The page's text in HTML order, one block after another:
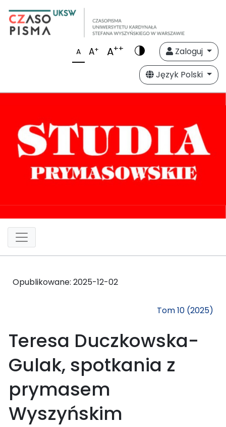
A A+ A++
Zaloguj
Język Polski
Opublikowane: 2025-12-02
Tom 10 (2025)
Teresa Duczkowska-
Gulak, spotkania z
prymasem
Wyszyńskim